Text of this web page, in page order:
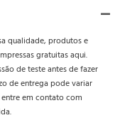
qualidade, produtos e
gratuitas aqui.
de teste antes de fazer
de entrega pode variar
em contato com